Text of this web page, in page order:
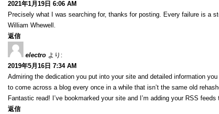
2021年1月19日 6:06 AM
Precisely what I was searching for, thanks for posting. Every failure is a
William Whewell.
返信
electro より:
2019年5月16日 7:34 AM
Admiring the dedication you put into your site and detailed information you
to come across a blog every once in a while that isn’t the same old
Fantastic read! I’ve bookmarked your site and I’m adding your RSS
返信